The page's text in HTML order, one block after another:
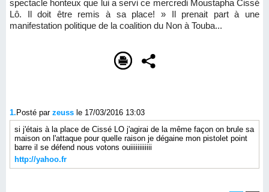
spectacle honteux que lui a servi ce mercredi Moustapha Cissé
Lô. Il doit être remis à sa place! » Il prenait part à une
manifestation politique de la coalition du Non à Touba...
1. Posté par zeuss le 17/03/2016 13:03
si j'étais à la place de Cissé LO j'agirai de la même façon on brule sa
maison on l'attaque pour quelle raison je dégaine mon pistolet point
barre il se défend nous votons ouiiiiiiiiiiii
http://yahoo.fr